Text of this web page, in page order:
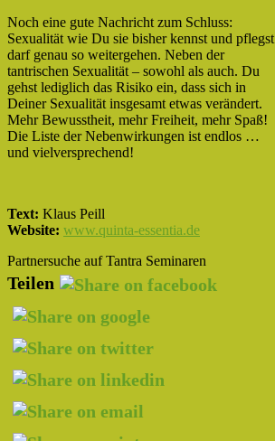
Noch eine gute Nachricht zum Schluss:
Sexualität wie Du sie bisher kennst und pflegst
darf genau so weitergehen. Neben der
tantrischen Sexualität – sowohl als auch. Du
gehst lediglich das Risiko ein, dass sich in
Deiner Sexualität insgesamt etwas verändert.
Mehr Bewusstheit, mehr Freiheit, mehr Spaß!
Die Liste der Nebenwirkungen ist endlos …
und vielversprechend!
Text: Klaus Peill
Website: www.quinta-essentia.de
Partnersuche auf Tantra Seminaren
Teilen